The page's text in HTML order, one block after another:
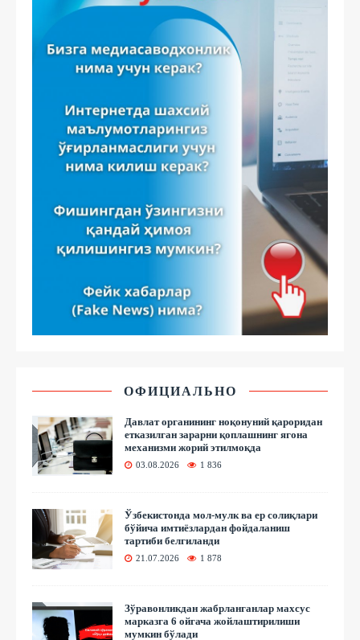
ОФИЦИАЛЬНО
Давлат органининг ноқонуний қароридан
етказилган зарарни қоплашнинг ягона
механизми жорий этилмоқда
03.08.2026 1 836
Ўзбекистонда мол-мулк ва ер солиқлари
бўйича имтиёзлардан фойдаланиш
тартиби белгиланди
21.07.2026 1 878
Зўравонликдан жабрланганлар махсус
марказга 6 ойгача жойлаштирилиши
мумкин бўлади